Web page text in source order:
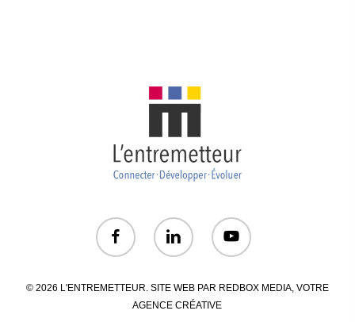
© 2026 L'ENTREMETTEUR. SITE WEB PAR REDBOX MEDIA, VOTRE
AGENCE CRÉATIVE